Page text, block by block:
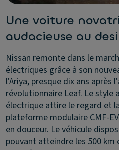
Une voiture
audacieuse au
Nissan remonte dans le
électriques grâce à son
l'Ariya, presque dix ans après
révolutionnaire Leaf. Le style
électrique attire le regard et
plateforme modulaire CMF-
en douceur. Le véhicule
pouvant atteindre les 500 km